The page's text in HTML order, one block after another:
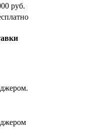
руб.